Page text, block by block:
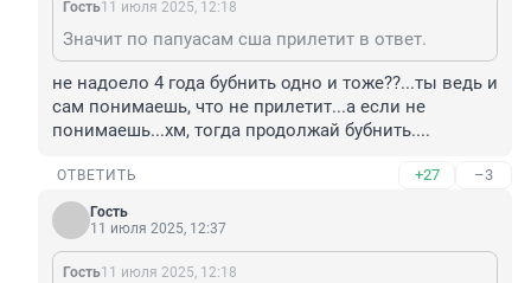
Гость11 июля 2025, 12:18
Значит по папуасам сша прилетит в ответ.
не надоело 4 года бубнить одно и тоже??...ты ведь и
сам понимаешь, что не прилетит...а если не
понимаешь...хм, тогда продолжай бубнить....
ОТВЕТИТЬ +27 –3
Гость
11 июля 2025, 12:37
Гость11 июля 2025, 12:18